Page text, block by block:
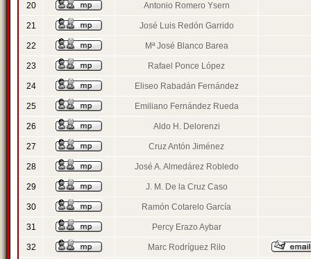
20 Antonio Romero Ysern
21 José Luis Redón Garrido
22 Mª José Blanco Barea
23 Rafael Ponce López
24 Eliseo Rabadán Fernández
25 Emiliano Fernández Rueda
26 Aldo H. Delorenzi
27 Cruz Antón Jiménez
28 José A. Almedárez Robledo
29 J. M. De la Cruz Caso
30 Ramón Cotarelo García
31 Percy Erazo Aybar
32 Marc Rodríguez Rilo